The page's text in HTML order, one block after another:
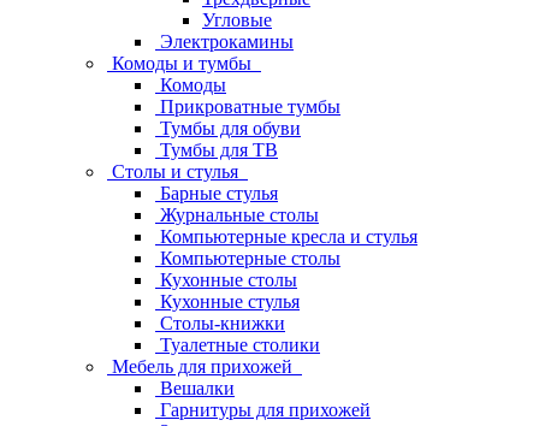
Угловые
Электрокамины
Комоды и тумбы
Комоды
Прикроватные тумбы
Тумбы для обуви
Тумбы для ТВ
Столы и стулья
Барные стулья
Журнальные столы
Компьютерные кресла и стулья
Компьютерные столы
Кухонные столы
Кухонные стулья
Столы-книжки
Туалетные столики
Мебель для прихожей
Вешалки
Гарнитуры для прихожей